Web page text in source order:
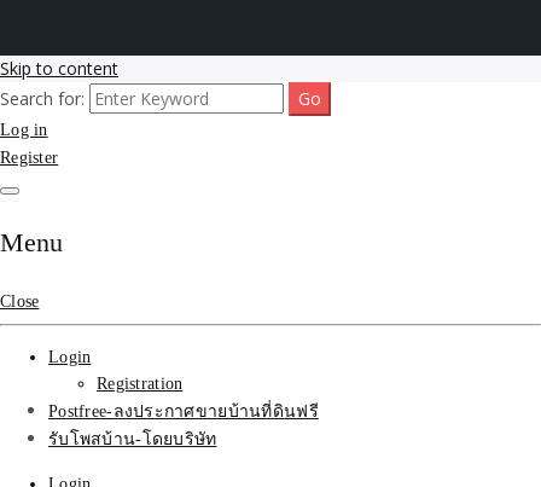
Skip to content
รับจ้างโพสขายบ้าน ติดAI
Search รับทำSEOรายเดือน
ติดหน้า1google ราคาถูก
มาก SEOขายของ บ้าน
ที่ดินฟรีประกาศ ที่เดียวใน
เมืองไทย
รับโพสต์เว็บขายบ้าน อสังหา ทำSEOรายเดือนราคาถูก เน้นติดAI โพสต์
ประกาศบ้านที่ดินฟรี SEOขายบ้าน รับจ้างโพสต์บ้านที่ดินติดหน้า1goolge
ราคาถูกที่สุด ฟรีลงประกาศอสังหา รับทำSEOขายสินค้า
Search for:
Log in
Register
Menu
Close
Login
Registration
Postfree-ลงประกาศขายบ้านที่ดินฟรี
รับโพสบ้าน-โดยบริษัท